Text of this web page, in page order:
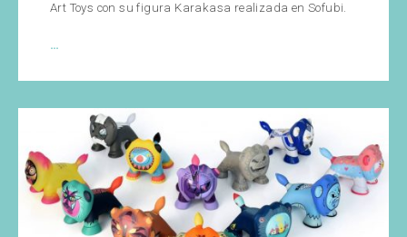
Art Toys con su figura Karakasa realizada en Sofubi.
…
creador
de
Gamushinutoys,
César
Nicolás
Ramos
Milián!